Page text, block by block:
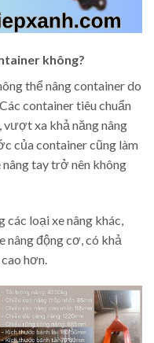
không?
thể nâng container do
container tiêu chuẩn
xa khả năng nâng
của container cũng làm
nâng tay trở nên không
các loại xe nâng khác,
nâng động cơ, có khả
hơn.